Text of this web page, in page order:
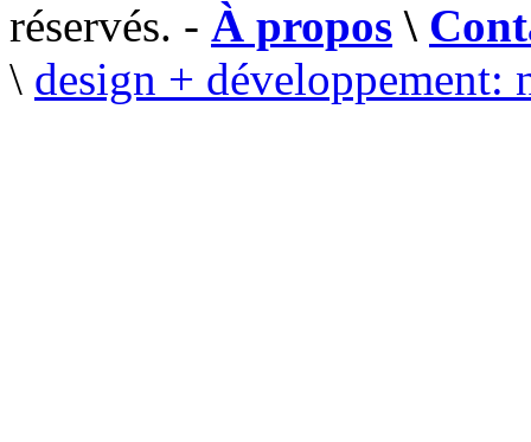
réservés. - À propos \
\ design + développement: